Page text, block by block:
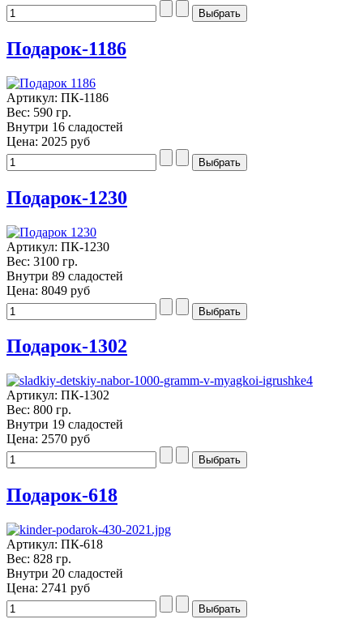
Подарок-1186
Артикул: ПК-1186
Вес: 590 гр.
Внутри 16 сладостей
Цена: 2025 руб
Подарок-1230
Артикул: ПК-1230
Вес: 3100 гр.
Внутри 89 сладостей
Цена: 8049 руб
Подарок-1302
Артикул: ПК-1302
Вес: 800 гр.
Внутри 19 сладостей
Цена: 2570 руб
Подарок-618
Артикул: ПК-618
Вес: 828 гр.
Внутри 20 сладостей
Цена: 2741 руб